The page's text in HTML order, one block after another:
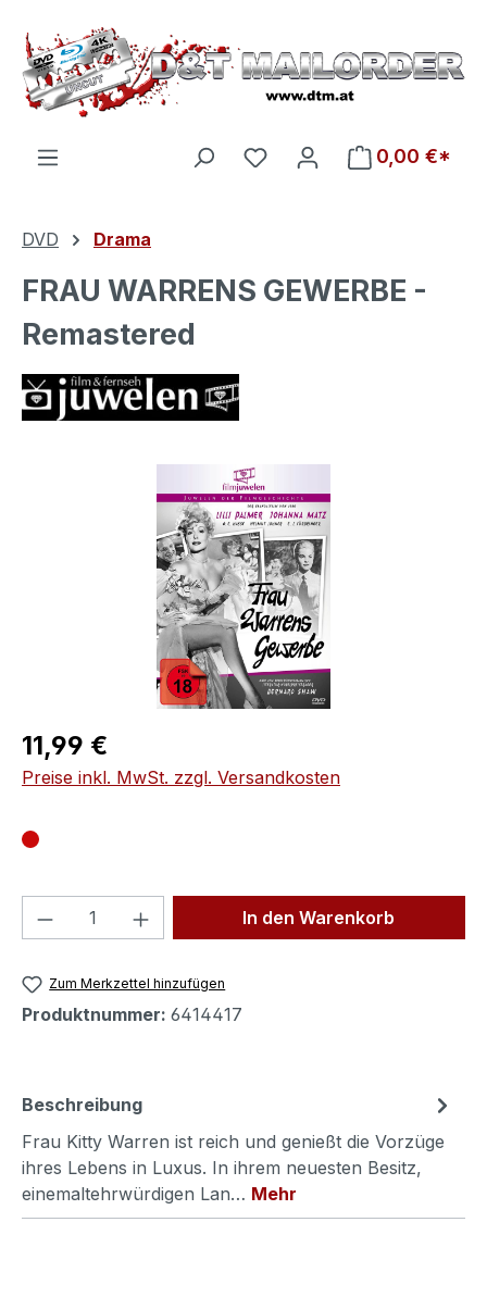
Zum Hauptinhalt springen
Du hast 0 Produkte auf
0,00 €*
DVD Drama
FRAU WARRENS GEWERBE -
Remastered
Bildergalerie überspringen
Regulärer Preis:
11,99 €
Preise inkl. MwSt. zzgl. Versandkosten
Produkt Anzahl: Gib denIn den Warenkorb
Zum Merkzettel hinzufügen
Produktnummer: 6414417
Beschreibung
Frau Kitty Warren ist reich und genießt die Vorzüge
ihres Lebens in Luxus. In ihrem neuesten Besitz,
einemaltehrwürdigen Lan… Mehr